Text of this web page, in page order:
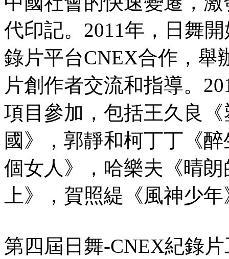
代印記。2011年，日舞
錄片平台CNEX合作，舉
片創作者交流和指導。
項目參加，包括王久良
國》，郭靜和柯丁丁《
個女人》，哈樂夫《晴
上》，賀照緹《風神少
第四屆日舞-CNEX紀錄